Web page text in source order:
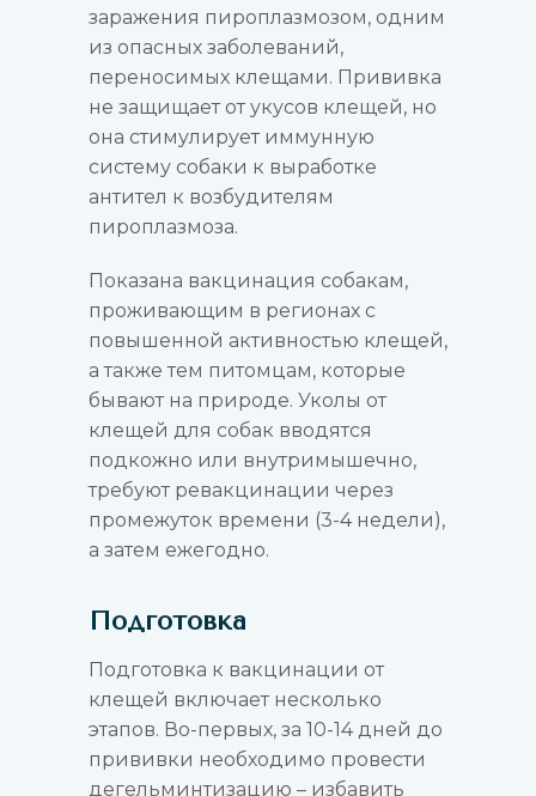
заражения пироплазмозом, одним
из опасных заболеваний,
переносимых клещами. Прививка
не защищает от укусов клещей, но
она стимулирует иммунную
систему собаки к выработке
антител к возбудителям
пироплазмоза.
Показана вакцинация собакам,
проживающим в регионах с
повышенной активностью клещей,
а также тем питомцам, которые
бывают на природе. Уколы от
клещей для собак вводятся
подкожно или внутримышечно,
требуют ревакцинации через
промежуток времени (3-4 недели),
а затем ежегодно.
Подготовка
Подготовка к вакцинации от
клещей включает несколько
этапов. Во-первых, за 10-14 дней до
прививки необходимо провести
дегельминтизацию – избавить